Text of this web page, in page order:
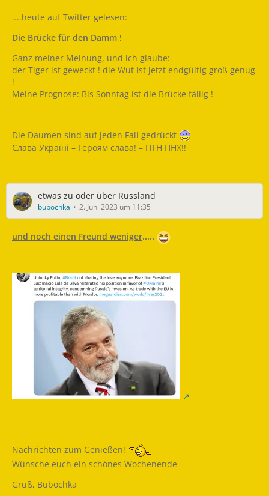
....heute auf Twitter gelesen:
Die Brücke für den Damm !
Ganz meiner Meinung, und ich glaube:
der Tiger ist geweckt ! die Wut ist jetzt endgültig groß genug
!
Meine Prognose: Bis Sonntag ist die Brücke fällig !
Die Daumen sind auf jeden Fall gedrückt
Слава Україні – Героям слава! – ПТН ПНХ!!
etwas zu oder über Russland
bubochka 2. Juni 2023 um 11:35
und noch einen Freund weniger.....
Nachrichten zum Genießen!
Wünsche euch ein schönes Wochenende
Gruß, Bubochka